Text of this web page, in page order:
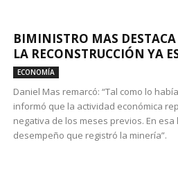
BIMINISTRO MAS
LA RECONSTRUCCIÓN YA
ECONOMÍA
Daniel Mas remarcó: “Tal como lo
informó que la actividad económica
negativa de los meses previos. En
desempeño que registró la minería”.